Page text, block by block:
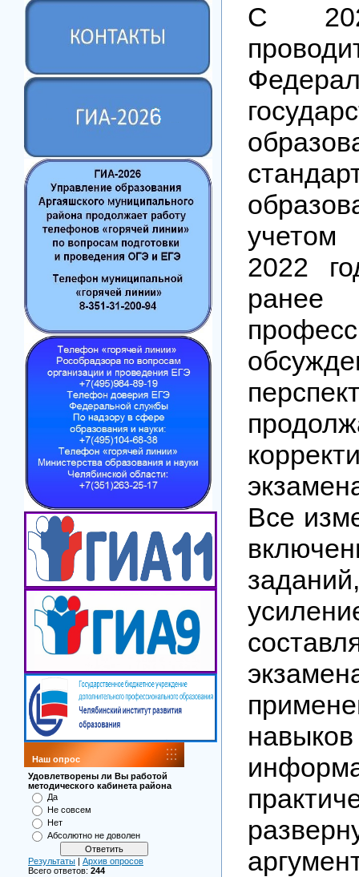
Наш опрос
Удовлетворены ли Вы работой
методического кабинета района
Да
Не совсем
Нет
Абсолютно не доволен
Результаты
Архив опросов
Всего ответов: 244
С
учетом
2022
Все